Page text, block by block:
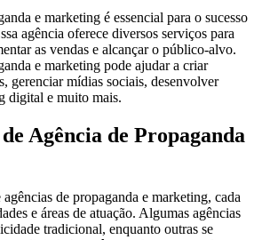
e marketing é essencial para o sucesso
agência oferece diversos serviços para
as vendas e alcançar o público-alvo.
e marketing pode ajudar a criar
gerenciar mídias sociais, desenvolver
digital e muito mais.
Agência de Propaganda
de propaganda e marketing, cada
e áreas de atuação. Algumas agências
tradicional, enquanto outras se